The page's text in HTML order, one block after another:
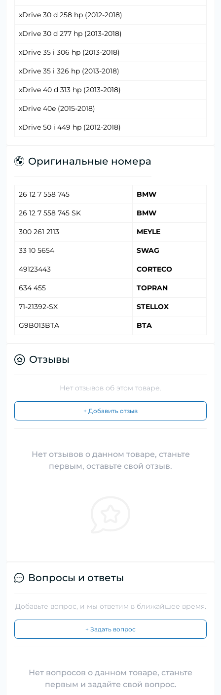
xDrive 30 d 258 hp (2012-2018)
xDrive 30 d 277 hp (2013-2018)
xDrive 35 i 306 hp (2013-2018)
xDrive 35 i 326 hp (2013-2018)
xDrive 40 d 313 hp (2013-2018)
xDrive 40e (2015-2018)
xDrive 50 i 449 hp (2012-2018)
Оригинальные номера
26 12 7 558 745 BMW
26 12 7 558 745 SK BMW
300 261 2113 MEYLE
33 10 5654 SWAG
49123443 CORTECO
634 455 TOPRAN
71-21392-SX STELLOX
G9B013BTA BTA
Отзывы
Нет отзывов об этом товаре.
+ Добавить отзыв
Нет отзывов о данном товаре, станьте
первым, оставьте свой отзыв.
Вопросы и ответы
Добавьте вопрос, и мы ответим в ближайшее время.
+ Задать вопрос
Нет вопросов о данном товаре, станьте
первым и задайте свой вопрос.